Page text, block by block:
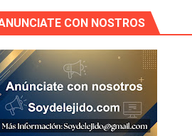
CON NOSTROS